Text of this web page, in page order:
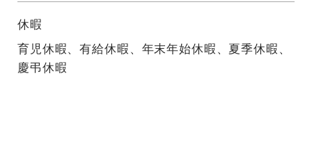
休暇
育児休暇、有給休暇、年末年始休暇、夏季休暇、
慶弔休暇